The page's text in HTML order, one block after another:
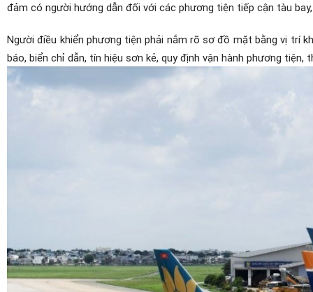
đảm có người hướng dẫn đối với các phương tiện tiếp cận tàu
Người điều khiển phương tiện phải nắm rõ sơ đồ mặt bằng vị trí
báo, biển chỉ dẫn, tín hiệu sơn kẻ, quy định vận hành phương tiện,